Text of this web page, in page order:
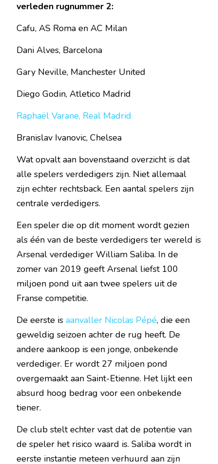
verleden rugnummer 2:
Cafu, AS Roma en AC Milan
Dani Alves, Barcelona
Gary Neville, Manchester United
Diego Godin, Atletico Madrid
Raphaël Varane, Real Madrid
Branislav Ivanovic, Chelsea
Wat opvalt aan bovenstaand overzicht is dat
alle spelers verdedigers zijn. Niet allemaal
zijn echter rechtsback. Een aantal spelers zijn
centrale verdedigers.
Een speler die op dit moment wordt gezien
als één van de beste verdedigers ter wereld is
Arsenal verdediger William Saliba. In de
zomer van 2019 geeft Arsenal liefst 100
miljoen pond uit aan twee spelers uit de
Franse competitie.
De eerste is aanvaller Nicolas Pépé, die een
geweldig seizoen achter de rug heeft. De
andere aankoop is een jonge, onbekende
verdediger. Er wordt 27 miljoen pond
overgemaakt aan Saint-Etienne. Het lijkt een
absurd hoog bedrag voor een onbekende
tiener.
De club stelt echter vast dat de potentie van
de speler het risico waard is. Saliba wordt in
eerste instantie meteen verhuurd aan zijn